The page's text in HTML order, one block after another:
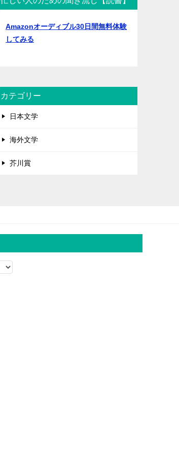
Amazonオーディブル30日間無料体験
してみる
カテゴリー
日本文学
海外文学
芥川賞